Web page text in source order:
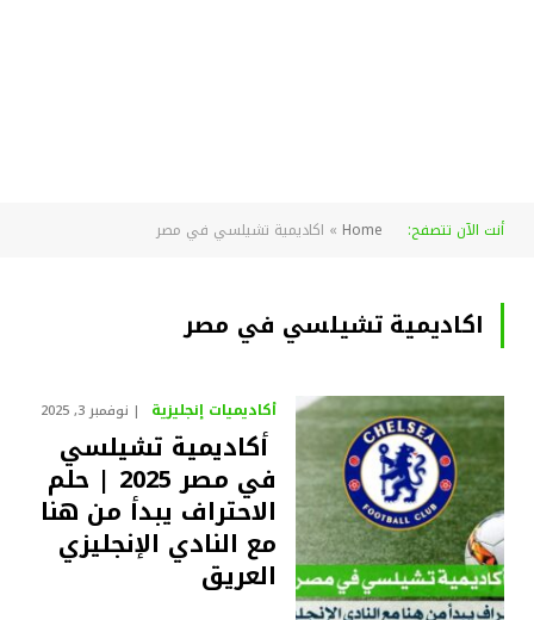
أنت الآن تتصفح: Home
» اكاديمية تشيلسي في مصر
اكاديمية تشيلسي في مصر
أكاديميات إنجليزية نوفمبر 3, 2025
أكاديمية تشيلسي
في مصر 2025 | حلم
الاحتراف يبدأ من هنا
مع النادي الإنجليزي
العريق